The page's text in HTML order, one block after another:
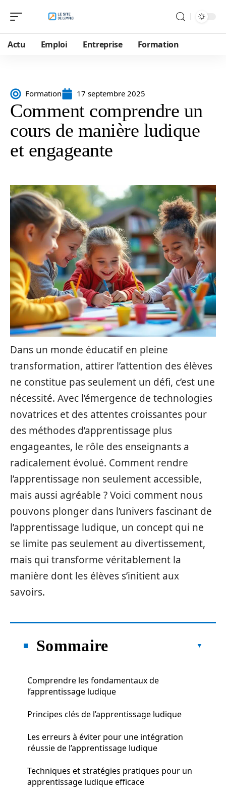
Actu Emploi Entreprise Formation
Formation 17 septembre 2025
Comment comprendre un
cours de manière ludique
et engageante
Dans un monde éducatif en pleine
transformation, attirer l’attention des élèves
ne constitue pas seulement un défi, c’est une
nécessité. Avec l’émergence de technologies
novatrices et des attentes croissantes pour
des méthodes d’apprentissage plus
engageantes, le rôle des enseignants a
radicalement évolué. Comment rendre
l’apprentissage non seulement accessible,
mais aussi agréable ? Voici comment nous
pouvons plonger dans l’univers fascinant de
l’apprentissage ludique, un concept qui ne
se limite pas seulement au divertissement,
mais qui transforme véritablement la
manière dont les élèves s’initient aux
savoirs.
Sommaire
Comprendre les fondamentaux de
l’apprentissage ludique
Principes clés de l’apprentissage ludique
Les erreurs à éviter pour une intégration
réussie de l’apprentissage ludique
Techniques et stratégies pratiques pour un
apprentissage ludique efficace